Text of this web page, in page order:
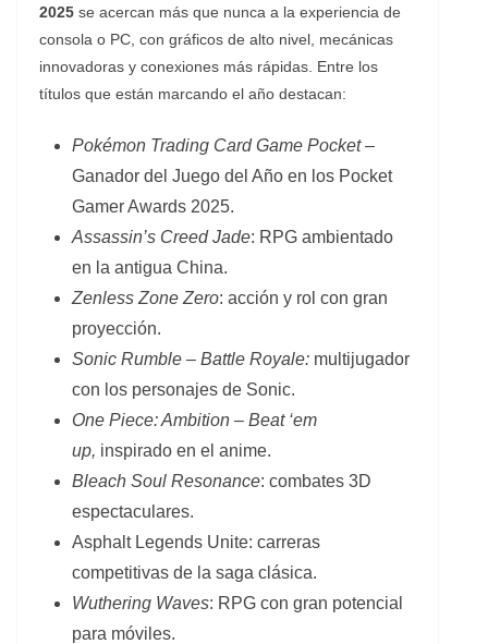
2025 se acercan más que nunca a la experiencia de
consola o PC, con gráficos de alto nivel, mecánicas
innovadoras y conexiones más rápidas. Entre los
títulos que están marcando el año destacan:
Pokémon Trading Card Game Pocket–
Ganador del Juego del Año en los Pocket
Gamer Awards 2025.
Assassin’s Creed Jade: RPG ambientado
en la antigua China.
Zenless Zone Zero: acción y rol con gran
proyección.
Sonic Rumble – Battle Royale: multijugador
con los personajes de Sonic.
One Piece: Ambition – Beat ‘em
up, inspirado en el anime.
Bleach Soul Resonance: combates 3D
espectaculares.
Asphalt Legends Unite: carreras
competitivas de la saga clásica.
Wuthering Waves: RPG con gran potencial
para móviles.